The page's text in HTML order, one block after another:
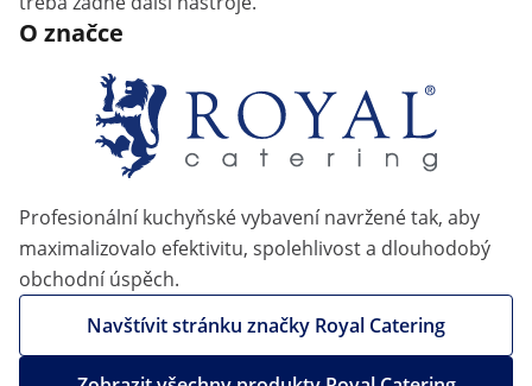
O značce
Profesionální kuchyňské vybavení navržené tak, aby
maximalizovalo efektivitu, spolehlivost a dlouhodobý
obchodní úspěch.
Navštívit stránku značky Royal Catering